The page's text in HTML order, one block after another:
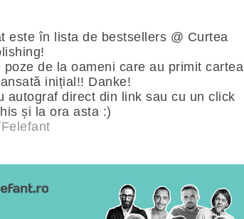
este în lista de bestsellers @ Curtea
de la oameni care au primit cartea
inițial!! Danke!
autograf direct din link sau cu un click
și la ora asta :)